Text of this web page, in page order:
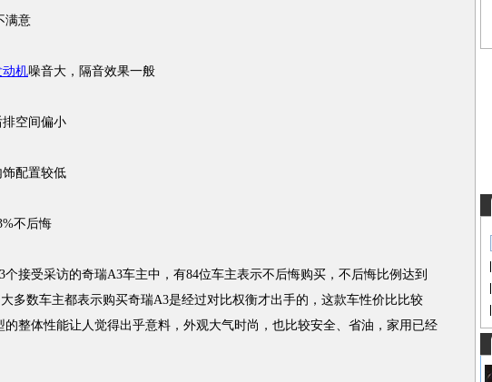
意
动机噪音大，隔音效果一般
空间偏小
配置较低
不后悔
受采访的奇瑞A3车主中，有84位车主表示不后悔购买，不后悔比例达到
大多数车主都表示购买奇瑞A3是经过对比权衡才出手的，这款车性价比比较
的整体性能让人觉得出乎意料，外观大气时尚，也比较安全、省油，家用已经